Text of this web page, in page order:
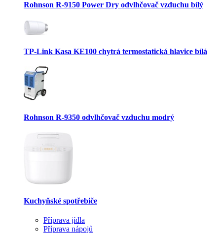
Rohnson R-9150 Power Dry odvlhčovač vzduchu bílý
TP-Link Kasa KE100 chytrá termostatická hlavice bílá
Rohnson R-9350 odvlhčovač vzduchu modrý
Kuchyňské spotřebiče
Příprava jídla
Příprava nápojů